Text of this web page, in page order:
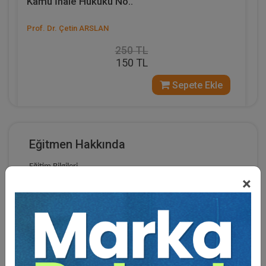
×
Prof. Dr. Çetin ARSLAN
250 TL
150 TL
Sepete Ekle
Eğitmen Hakkında
Eğitim Bilgileri
1993 - 1997
İstanbul Üniversitesi, Hukuk Fakültesi,
Türkiye 1992 - 1995
Lisans,
İstanbul Üniversitesi, Hukuk Fakültesi, Türkiye
1984 - 1988